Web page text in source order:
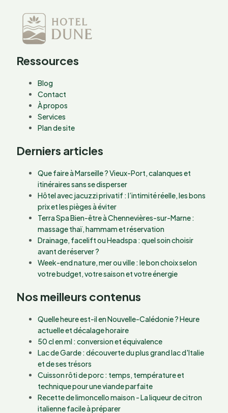
Ressources
Blog
Contact
À propos
Services
Plan de site
Derniers articles
Que faire à Marseille ? Vieux-Port, calanques et
itinéraires sans se disperser
Hôtel avec jacuzzi privatif : l’intimité réelle, les bons
prix et les pièges à éviter
Terra Spa Bien-être à Chennevières-sur-Marne :
massage thaï, hammam et réservation
Drainage, facelift ou Headspa : quel soin choisir
avant de réserver ?
Week-end nature, mer ou ville : le bon choix selon
votre budget, votre saison et votre énergie
Nos meilleurs contenus
Quelle heure est-il en Nouvelle-Calédonie ? Heure
actuelle et décalage horaire
50 cl en ml : conversion et équivalence
Lac de Garde : découverte du plus grand lac d'Italie
et de ses trésors
Cuisson rôti de porc : temps, température et
technique pour une viande parfaite
Recette de limoncello maison - La liqueur de citron
italienne facile à préparer